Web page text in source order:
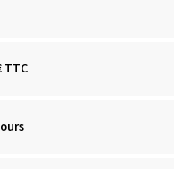
TTC